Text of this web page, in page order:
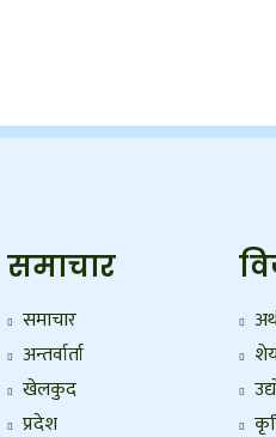
समाचार
समाचार
अन्तर्वार्ता
खेलकुद
प्रदेश